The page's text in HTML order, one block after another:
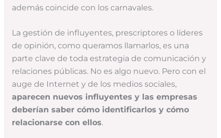
además coincide con los carnavales.
La gestión de influyentes, prescriptores o líderes
de opinión, como queramos llamarlos, es una
parte clave de toda estrategia de comunicación y
relaciones públicas. No es algo nuevo. Pero con el
auge de Internet y de los medios sociales,
aparecen nuevos influyentes y las empresas
deberían saber cómo identificarlos y cómo
relacionarse con ellos.